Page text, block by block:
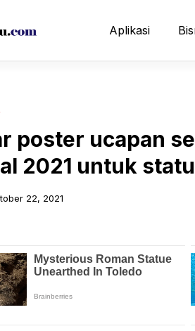
Aplikasi
poster ucapan
2021 untuk
22, 2021